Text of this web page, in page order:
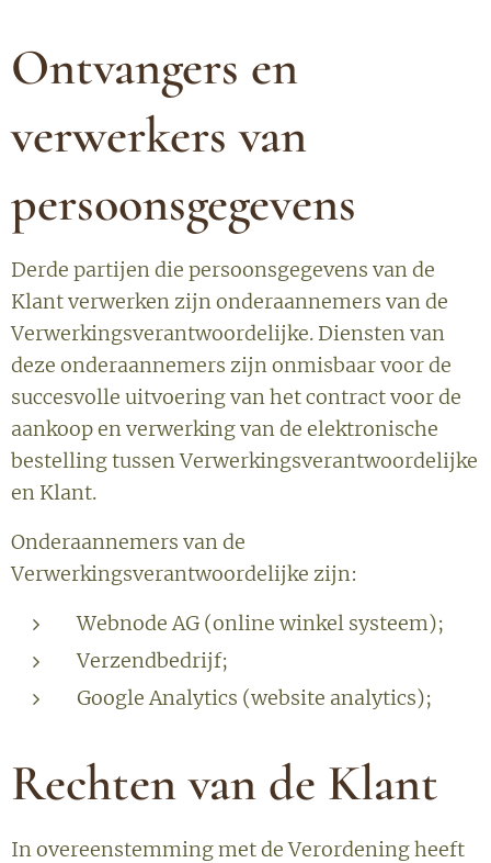
Ontvangers en
verwerkers van
persoonsgegevens
Derde partijen die persoonsgegevens van de
Klant verwerken zijn onderaannemers van de
Verwerkingsverantwoordelijke. Diensten van
deze onderaannemers zijn onmisbaar voor de
succesvolle uitvoering van het contract voor de
aankoop en verwerking van de elektronische
bestelling tussen Verwerkingsverantwoordelijke
en Klant.
Onderaannemers van de
Verwerkingsverantwoordelijke zijn:
Webnode AG (online winkel systeem);
Verzendbedrijf;
Google Analytics (website analytics);
Rechten van de Klant
In overeenstemming met de Verordening heeft